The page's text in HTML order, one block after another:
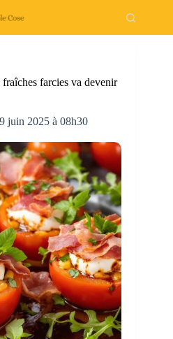
farcies va devenir
juin 2025 à 08h30